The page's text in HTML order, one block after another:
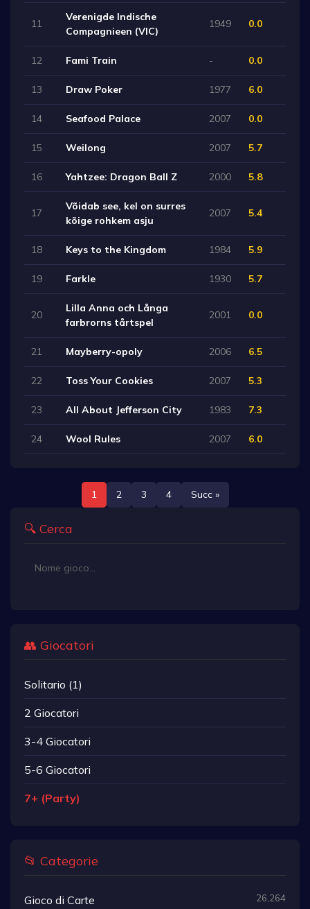
11
Verenigde Indische
Compagnieen (VIC)
1949 0.0
12 Fami Train - 0.0
13 Draw Poker 1977 6.0
14 Seafood Palace 2007 0.0
15 Weilong 2007 5.7
16 Yahtzee: Dragon Ball Z 2000 5.8
17
Võidab see, kel on surres
kõige rohkem asju
2007 5.4
18 Keys to the Kingdom 1984 5.9
19 Farkle 1930 5.7
20
Lilla Anna och Långa
farbrorns tårtspel
2001 0.0
21 Mayberry-opoly 2006 6.5
22 Toss Your Cookies 2007 5.3
23 All About Jefferson City 1983 7.3
24 Wool Rules 2007 6.0
1 2 3 4 Succ »
🔍 Cerca
👥 Giocatori
Solitario (1)
2 Giocatori
3-4 Giocatori
5-6 Giocatori
7+ (Party)
📂 Categorie
Gioco di Carte 26,264